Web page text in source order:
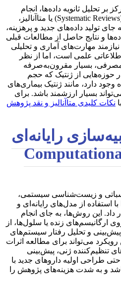
بر تحلیل ثانویه داده‌ها، انجام
مطالعات مروری سیستماتیک (Systematic Reviews) یا متاآنالیز،
تولید داده‌های جدید و پرهزینه،
و نتایج حاصل از مطالعات قبلی
مهارت‌های آماری و تحلیلی
علمی است، اما از نظر
مصرفی، بسیار مقرون‌به‌صرفه
حوزه‌هایی از ژنتیک که حجم
دارد، مانند ژنتیک بیماری‌های
بسیار ارزشمند باشد. برای
نکات کلیدی متاآنالیز و نقد پژوهش
رایانه‌ای
و زیست‌شناسی سیستمی،
استفاده از مدل‌های رایانه‌ای و
این روش‌ها، به جای انجام
ارگانیسم‌های زنده یا سلول‌ها، از
و تحلیل رفتار سیستم‌های
رویکرد می‌تواند برای مطالعه اثرات
تنظیم‌کننده ژنی، پیش‌بینی
حتی طراحی اولیه داروهای جدید با
و به شدت هزینه‌های پژوهش را